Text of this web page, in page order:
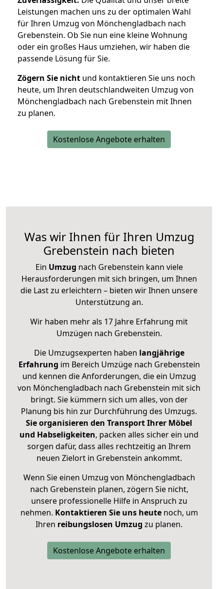
Leistungen machen uns zu der optimalen Wahl
für Ihren Umzug von Mönchengladbach nach
Grebenstein. Ob Sie nun eine kleine Wohnung
oder ein großes Haus umziehen, wir haben die
passende Lösung für Sie.
Zögern Sie nicht und kontaktieren Sie uns noch
heute, um Ihren deutschlandweiten Umzug von
Mönchengladbach nach Grebenstein mit Ihnen
zu planen.
Kostenlose Angebote erhalten
Was wir Ihnen für Ihren Umzug
Grebenstein nach bieten
Ein Umzug nach Grebenstein kann viele
Herausforderungen mit sich bringen, um Ihnen
die Last zu erleichtern – bieten wir Ihnen unsere
Unterstützung an.
Wir haben mehr als 17 Jahre Erfahrung mit
Umzügen nach Grebenstein.
Die Umzugsexperten haben langjährige
Erfahrung im Bereich Umzüge nach Grebenstein
und kennen die Anforderungen, die ein Umzug
von Mönchengladbach nach Grebenstein mit sich
bringt. Sie kümmern sich um alles, von der
Planung bis hin zur Durchführung des Umzugs.
Sie organisieren den Transport Ihrer Möbel
und Habseligkeiten, packen alles sicher ein und
sorgen dafür, dass alles rechtzeitig an Ihrem
neuen Zielort in Grebenstein ankommt.
Wenn Sie einen Umzug von Mönchengladbach
nach Grebenstein planen, zögern Sie nicht,
unsere professionelle Hilfe in Anspruch zu
nehmen. Kontaktieren Sie uns heutenoch, um
Ihren reibungslosen Umzug zu planen.
Kostenlose Angebote erhalten